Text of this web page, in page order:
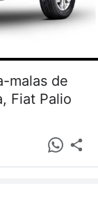
malas de
Fiat Palio